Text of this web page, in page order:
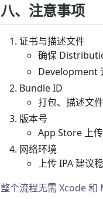
八、注意事项
证书与描述文件
确保
Development
Bundle ID
打包、描述文
版本号
App Store 上
网络环境
上传 IPA 建议
整个流程无需 Xcode 和